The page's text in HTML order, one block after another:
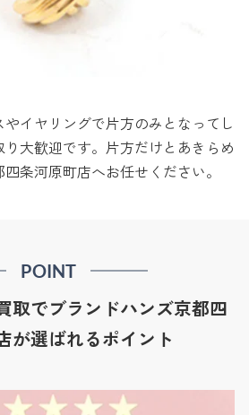
イヤリングで片方のみとなってし
大歓迎です。片方だけとあきらめ
条河原町店へお任せください。
POINT
取でブランドハンズ京都四
が選ばれるポイント